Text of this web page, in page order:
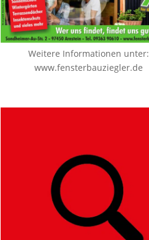
Weitere Informationen unter:
www.fensterbauziegler.de